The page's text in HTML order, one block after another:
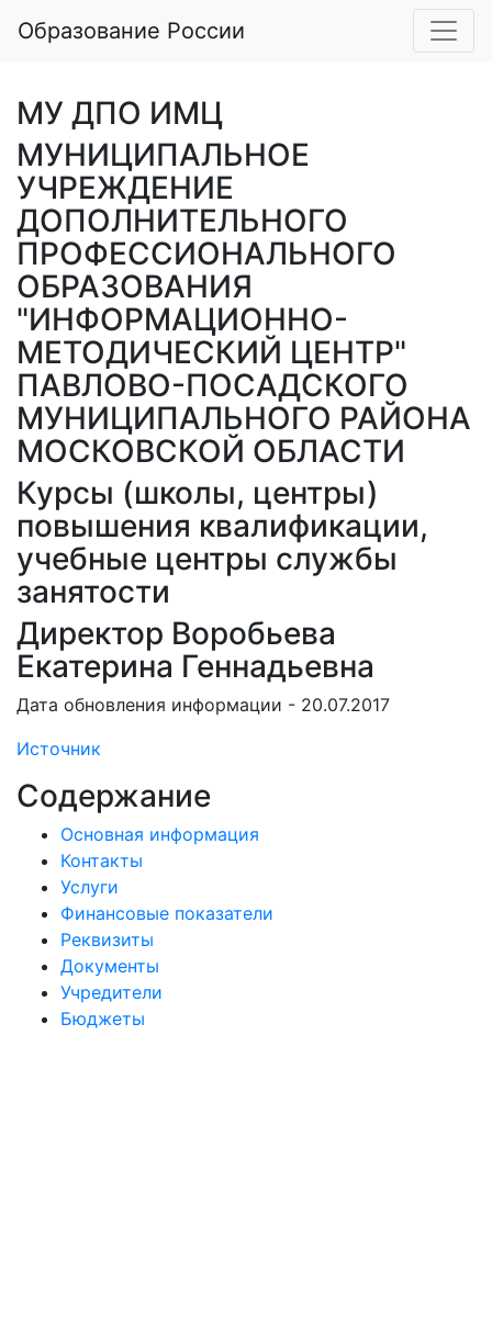
Образование России
МУ ДПО ИМЦ
МУНИЦИПАЛЬНОЕ
УЧРЕЖДЕНИЕ
ДОПОЛНИТЕЛЬНОГО
ПРОФЕССИОНАЛЬНОГО
ОБРАЗОВАНИЯ
"ИНФОРМАЦИОННО-
МЕТОДИЧЕСКИЙ ЦЕНТР"
ПАВЛОВО-ПОСАДСКОГО
МУНИЦИПАЛЬНОГО РАЙОНА
МОСКОВСКОЙ ОБЛАСТИ
Курсы (школы, центры)
повышения квалификации,
учебные центры службы
занятости
Директор Воробьева
Екатерина Геннадьевна
Дата обновления информации - 20.07.2017
Источник
Содержание
Основная информация
Контакты
Услуги
Финансовые показатели
Реквизиты
Документы
Учредители
Бюджеты